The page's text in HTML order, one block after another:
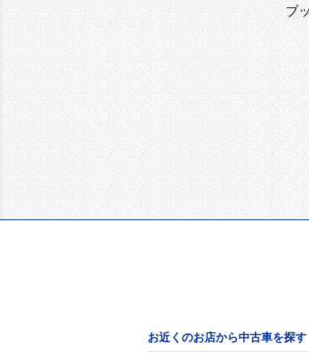
ブ
お近くのお店から中古車を探す